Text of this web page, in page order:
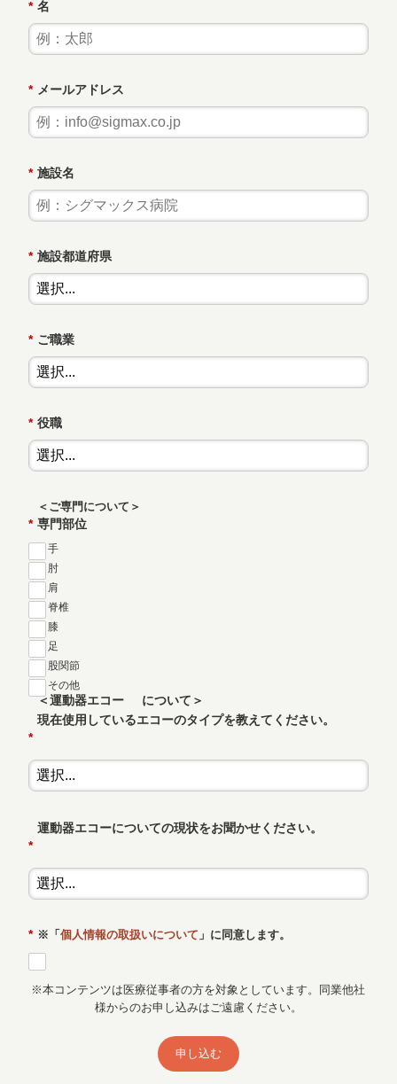
* 名
* メールアドレス
* 施設名
* 施設都道府県
* ご職業
* 役職
＜ご専門について＞
* 専門部位
手
肘
肩
脊椎
膝
足
股関節
その他
＜運動器エコー
について＞
現在使用しているエコーのタイプを教えてください。
*
運動器エコーについての現状をお聞かせください。
*
* ※「個人情報の取扱いについて 」に同意します。
※本コンテンツは医療従事者の方を対象としています。同業他社
様からのお申し込みはご遠慮ください。
申し込む